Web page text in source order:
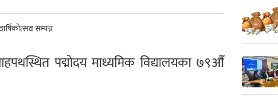
पद्मोदय माध्यमिक विद्यालयका ७९औँ